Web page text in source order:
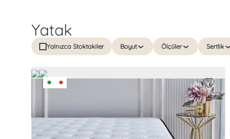
Yatak
Yalnızca Stoktakiler Boyut Ölçüler Sertlik